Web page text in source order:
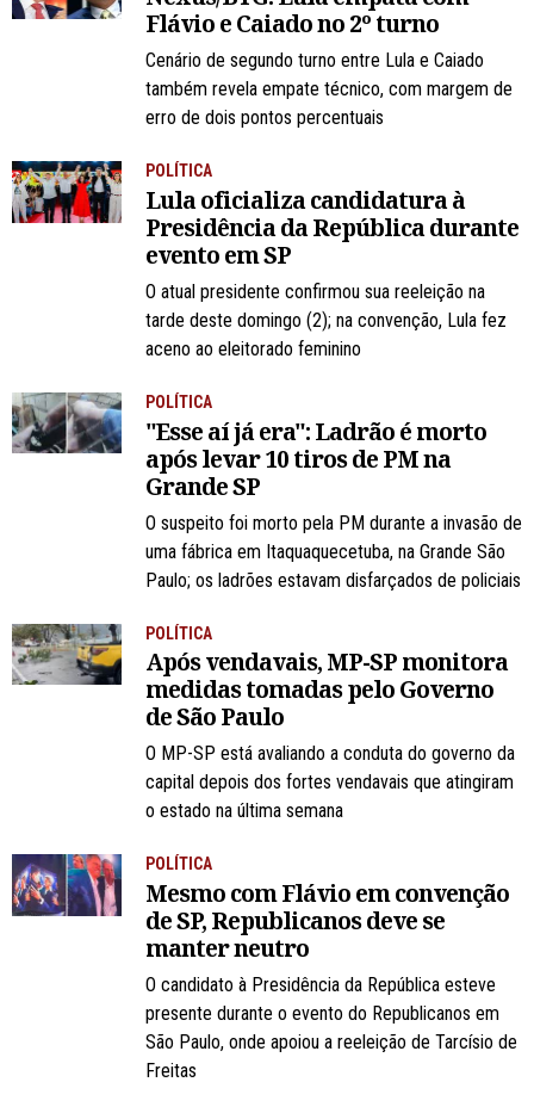
Flávio e Caiado no 2º turno
Cenário de segundo turno entre Lula e Caiado
também revela empate técnico, com margem de
erro de dois pontos percentuais
POLÍTICA
Lula oficializa candidatura à
Presidência da República durante
evento em SP
O atual presidente confirmou sua reeleição na
tarde deste domingo (2); na convenção, Lula fez
aceno ao eleitorado feminino
POLÍTICA
"Esse aí já era": Ladrão é morto
após levar 10 tiros de PM na
Grande SP
O suspeito foi morto pela PM durante a invasão de
uma fábrica em Itaquaquecetuba, na Grande São
Paulo; os ladrões estavam disfarçados de policiais
POLÍTICA
Após vendavais, MP-SP monitora
medidas tomadas pelo Governo
de São Paulo
O MP-SP está avaliando a conduta do governo da
capital depois dos fortes vendavais que atingiram
o estado na última semana
POLÍTICA
Mesmo com Flávio em convenção
de SP, Republicanos deve se
manter neutro
O candidato à Presidência da República esteve
presente durante o evento do Republicanos em
São Paulo, onde apoiou a reeleição de Tarcísio de
Freitas